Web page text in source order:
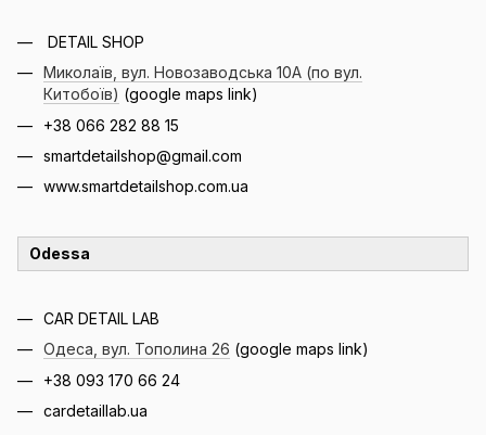
DETAIL SHOP
Миколаїв, вул. Новозаводська 10А (по вул.
Китобоїв) (google maps link)
+38 066 282 88 15
smartdetailshop@gmail.com
www.smartdetailshop.com.ua
Odessa
CAR DETAIL LAB
Одеса, вул. Тополина 26 (google maps link)
+38 093 170 66 24
cardetaillab.ua